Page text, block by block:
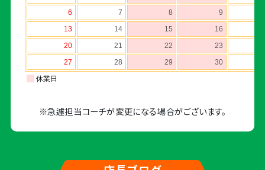
※急遽担当コーチが変更になる場合がございます。